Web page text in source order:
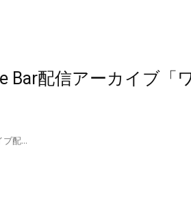
Bar配信アーカイブ「
配...